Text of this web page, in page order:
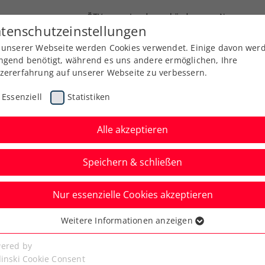
ÖTV Landesverbände News
Ausbildung Services Über uns
Aktuelle News
Webseite werden Cookies verwendet. Einige davon
benötigt, während es uns andere ermöglichen, Ihre
auf unserer Webseite zu verbessern.
Essenziell Statistiken
Alle akzeptieren
Speichern & schließen
Nur essenzielle Cookies akzeptieren
Cookies werden für grundlegende Funktionen der
benötigt. Dadurch ist gewährleistet, dass die Webseite
Weitere Informationen anzeigen
by
Cookie Consent